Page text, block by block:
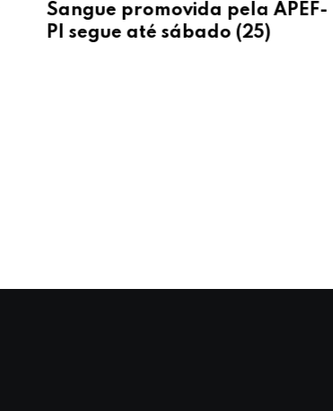
Sangue promovida pela APEF-
PI segue até sábado (25)